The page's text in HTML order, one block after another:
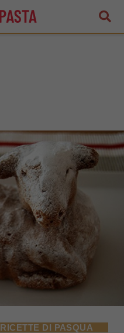
RICETTE DI PASQUA